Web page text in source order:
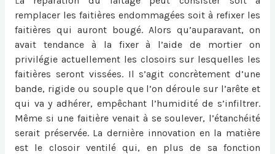
remplacer les faitières endommagées soit à refixer les
faitières qui auront bougé. Alors qu’auparavant, on
avait tendance à la fixer à l’aide de mortier on
privilégie actuellement les closoirs sur lesquelles les
faitières seront vissées. Il s’agit concrètement d’une
bande, rigide ou souple que l’on déroule sur l’arête et
qui va y adhérer, empêchant l’humidité de s’infiltrer.
Même si une faitière venait à se soulever, l’étanchéité
serait préservée. La dernière innovation en la matière
est le closoir ventilé qui, en plus de sa fonction